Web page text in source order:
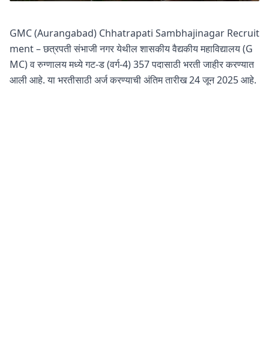
GMC (Aurangabad) Chhatrapati Sambhajinagar Recruit
ment – छत्रपती संभाजी नगर येथील शासकीय वैद्यकीय महाविद्यालय (G
MC) व रुग्णालय मध्ये गट-ड (वर्ग-4) 357 पदासाठी भरती जाहीर करण्यात
आली आहे. या भरतीसाठी अर्ज करण्याची अंतिम तारीख 24 जून 2025 आहे.